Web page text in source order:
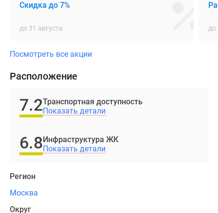
панели
оттенков.
Предлагается
десятка
планировочных
решений.
здании
представлены
уютные
и
лоты
с
Скидка до 7%
до 31 августа до
Посмотреть все акции
Расположение
7.2Транспортная доступность
Показать детали
6.8Инфраструктура ЖК
Показать детали
Регион
Москва
Округ